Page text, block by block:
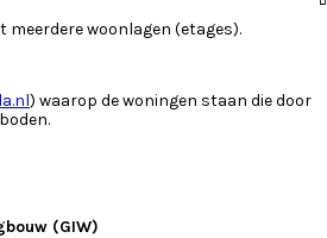
meerdere woonlagen (etages).
) waarop de woningen staan die door
(GIW)